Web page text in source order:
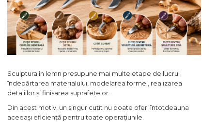
Iluminare Led
Lampi
Echipamente Pentru Service-uri
Auto
Tester de Tensiune
Decalimetru Pneumatic si
Manual
Manometru
Sculptura în lemn presupune mai multe etape de lucru:
îndepărtarea materialului, modelarea formei, realizarea
detaliilor și finisarea suprafețelor.
Din acest motiv, un singur cuțit nu poate oferi întotdeauna
aceeași eficiență pentru toate operațiunile.